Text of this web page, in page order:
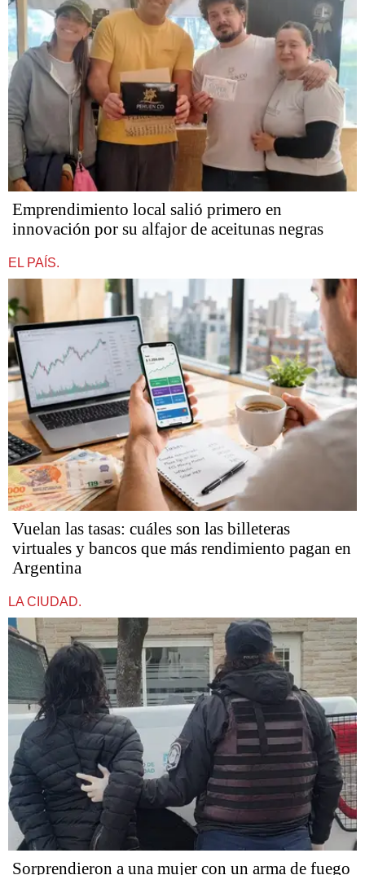
Emprendimiento local salió primero en
innovación por su alfajor de aceitunas negras
EL PAÍS.
Vuelan las tasas: cuáles son las billeteras
virtuales y bancos que más rendimiento pagan en
Argentina
LA CIUDAD.
Sorprendieron a una mujer con un arma de fuego